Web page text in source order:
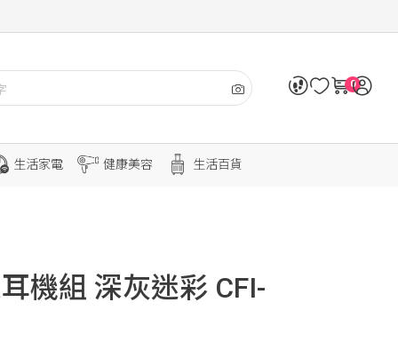
0
生活家電 健康美容 生活百貨
機組 深灰迷彩 CFI-